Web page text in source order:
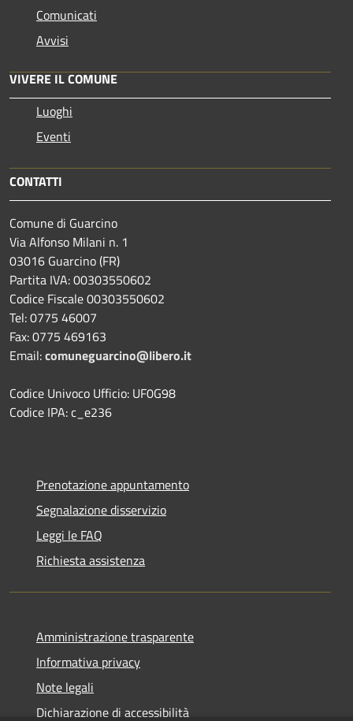
Comunicati
Avvisi
VIVERE IL COMUNE
Luoghi
Eventi
CONTATTI
Comune di Guarcino
Via Alfonso Milani n. 1
03016 Guarcino (FR)
Partita IVA: 00303550602
Codice Fiscale 00303550602
Tel: 0775 46007
Fax: 0775 469163
Email:comuneguarcino@libero.it
Codice Univoco Ufficio: UF0G98
Codice IPA: c_e236
Prenotazione appuntamento
Segnalazione disservizio
Leggi le FAQ
Richiesta assistenza
Amministrazione trasparente
Informativa privacy
Note legali
Dichiarazione di accessibilità